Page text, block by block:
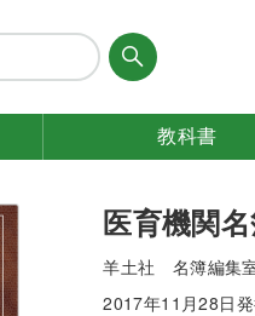
教科書
医育機関
羊土社 名簿編集
2017年11月28日